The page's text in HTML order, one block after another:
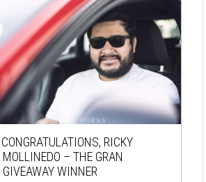
CONGRATULATIONS, RICKY
MOLLINEDO – THE GRAN
GIVEAWAY WINNER